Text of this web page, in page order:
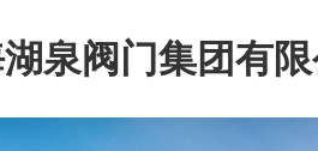
泉阀门集团有